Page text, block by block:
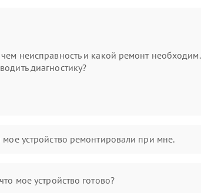
неисправность и какой ремонт необходим.
диагностику?
мое устройство ремонтировали при мне.
мое устройство готово?